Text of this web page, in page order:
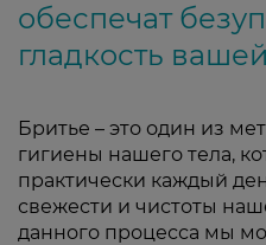
обеспечат
гладкость
Бритье – это один из
гигиены нашего тела,
практически каждый
свежести и чистоты
данного процесса мы